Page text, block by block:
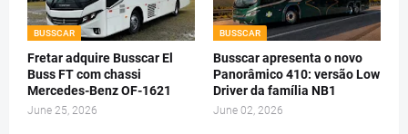
BUSSCAR
Fretar adquire Busscar El
Buss FT com chassi
Mercedes-Benz OF-1621
June 25, 2026
BUSSCAR
Busscar apresenta o novo
Panorâmico 410: versão Low
Driver da família NB1
June 02, 2026